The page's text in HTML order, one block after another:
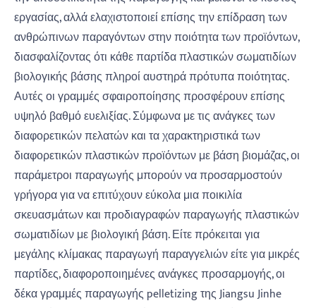
εργασίας, αλλά ελαχιστοποιεί επίσης την επίδραση των
ανθρώπινων παραγόντων στην ποιότητα των προϊόντων,
διασφαλίζοντας ότι κάθε παρτίδα πλαστικών σωματιδίων
βιολογικής βάσης πληροί αυστηρά πρότυπα ποιότητας.
Αυτές οι γραμμές σφαιροποίησης προσφέρουν επίσης
υψηλό βαθμό ευελιξίας. Σύμφωνα με τις ανάγκες των
διαφορετικών πελατών και τα χαρακτηριστικά των
διαφορετικών πλαστικών προϊόντων με βάση βιομάζας, οι
παράμετροι παραγωγής μπορούν να προσαρμοστούν
γρήγορα για να επιτύχουν εύκολα μια ποικιλία
σκευασμάτων και προδιαγραφών παραγωγής πλαστικών
σωματιδίων με βιολογική βάση. Είτε πρόκειται για
μεγάλης κλίμακας παραγωγή παραγγελιών είτε για μικρές
παρτίδες, διαφοροποιημένες ανάγκες προσαρμογής, οι
δέκα γραμμές παραγωγής pelletizing της Jiangsu Jinhe